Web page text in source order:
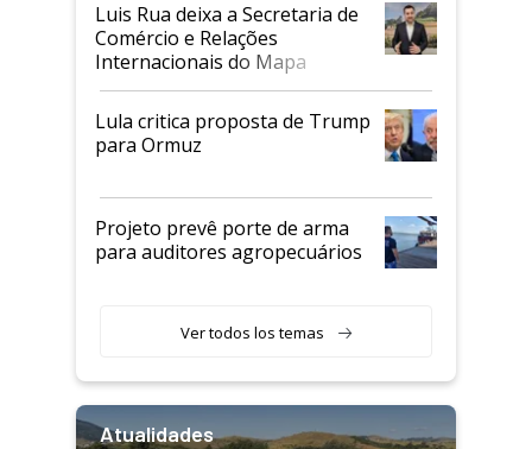
Luis Rua deixa a Secretaria de
Comércio e Relações
Internacionais do Mapa
Lula critica proposta de Trump
para Ormuz
Projeto prevê porte de arma
para auditores agropecuários
Ver todos los temas
Atualidades